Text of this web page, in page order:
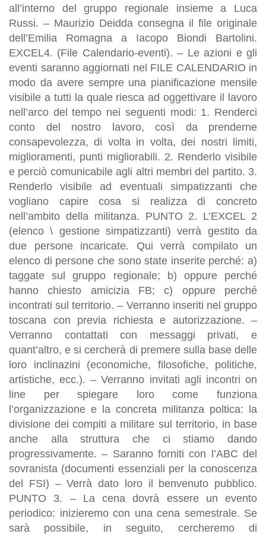
all’interno del gruppo regionale insieme a Luca
Russi. – Maurizio Deidda consegna il file originale
dell’Emilia Romagna a Iacopo Biondi Bartolini.
EXCEL4. (File Calendario-eventi). – Le azioni e gli
eventi saranno aggiornati nel FILE CALENDARIO in
modo da avere sempre una pianificazione mensile
visibile a tutti la quale riesca ad oggettivare il lavoro
nell’arco del tempo nei seguenti modi: 1. Renderci
conto del nostro lavoro, così da prenderne
consapevolezza, di volta in volta, dei nostri limiti,
miglioramenti, punti migliorabili. 2. Renderlo visibile
e perciò comunicabile agli altri membri del partito. 3.
Renderlo visibile ad eventuali simpatizzanti che
vogliano capire cosa si realizza di concreto
nell’ambito della militanza. PUNTO 2. L’EXCEL 2
(elenco \ gestione simpatizzanti) verrà gestito da
due persone incaricate. Qui verrà compilato un
elenco di persone che sono state inserite perché: a)
taggate sul gruppo regionale; b) oppure perché
hanno chiesto amicizia FB; c) oppure perché
incontrati sul territorio. – Verranno inseriti nel gruppo
toscana con previa richiesta e autorizzazione. –
Verranno contattati con messaggi privati, e
quant’altro, e si cercherà di premere sulla base delle
loro inclinazini (economiche, filosofiche, politiche,
artistiche, ecc.). – Verranno invitati agli incontri on
line per spiegare loro come funziona
l’organizzazione e la concreta militanza poltica: la
divisione dei compiti a militare sul territorio, in base
anche alla struttura che ci stiamo dando
progressivamente. – Saranno forniti con l’ABC del
sovranista (documenti essenziali per la conoscenza
del FSI) – Verrà dato loro il benvenuto pubblico.
PUNTO 3. – La cena dovrà essere un evento
periodico: inizieremo con una cena semestrale. Se
sarà possibile, in seguito, cercheremo di